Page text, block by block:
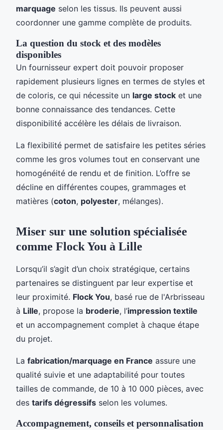
marquage selon les tissus. Ils peuvent aussi
coordonner une gamme complète de produits.
La question du stock et des modèles
disponibles
Un fournisseur expert doit pouvoir proposer
rapidement plusieurs lignes en termes de styles et
de coloris, ce qui nécessite un large stock et une
bonne connaissance des tendances. Cette
disponibilité accélère les délais de livraison.
La flexibilité permet de satisfaire les petites séries
comme les gros volumes tout en conservant une
homogénéité de rendu et de finition. L’offre se
décline en différentes coupes, grammages et
matières (coton, polyester, mélanges).
Miser sur une solution spécialisée
comme Flock You à Lille
Lorsqu’il s’agit d’un choix stratégique, certains
partenaires se distinguent par leur expertise et
leur proximité. Flock You, basé rue de l'Arbrisseau
à Lille, propose la broderie, l’impression textile
et un accompagnement complet à chaque étape
du projet.
La fabrication/marquage en France assure une
qualité suivie et une adaptabilité pour toutes
tailles de commande, de 10 à 10 000 pièces, avec
des tarifs dégressifs selon les volumes.
Accompagnement, conseils et personnalisation